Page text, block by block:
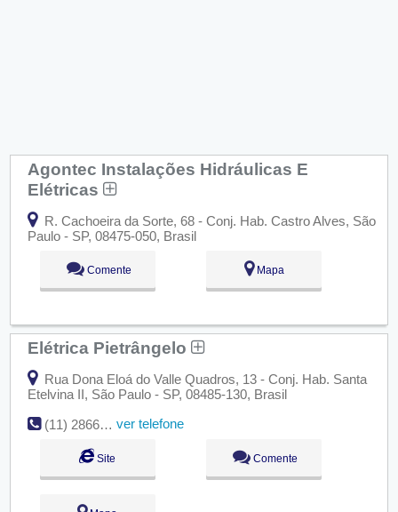
Agontec Instalações Hidráulicas E
Elétricas
R. Cachoeira da Sorte, 68 - Conj. Hab. Castro Alves, São
Paulo - SP, 08475-050, Brasil
Comente Mapa
Elétrica Pietrângelo
Rua Dona Eloá do Valle Quadros, 13 - Conj. Hab. Santa
Etelvina II, São Paulo - SP, 08485-130, Brasil
(11) 2866-0895
ver telefone
Site Comente